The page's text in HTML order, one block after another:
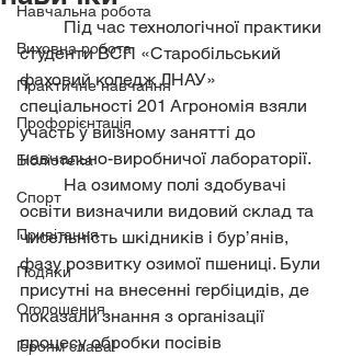
Навчальна робота
Виховна робота
Практичне навчання
Профорієнтація
Бібліотека
Спорт
Привітання
Подяки
Оголошення
Героям слава!
студенти ВСП «Старобільський
фаховий коледж ЛНАУ»
спеціальності 201 Агрономія взяли
участь у виїзному занятті до
навчально-виробничої лабораторії.
освіти визначили видовий склад та
чисельність шкідників і бур’янів,
фазу розвитку озимої пшениці. Були
присутні на внесенні гербіцидів, де
показали знання з організації
процесу обробки посівів